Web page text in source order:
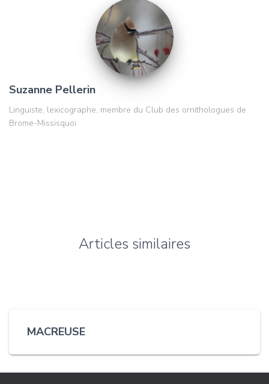
Suzanne Pellerin
Linguiste, lexicographe, membre du Club des ornithologues de
Brome-Missisquoi
Articles similaires
MACREUSE